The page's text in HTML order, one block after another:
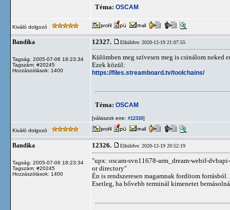
Téma: OSCAM
Kiváló dolgozó
Bandika
Tagság: 2005-07-06 18:23:34
Tagszám: #20245
Hozzászólások: 1400
12327. Elküldve: 2020-12-19 21:07:55
Külömben meg szívesen meg is csinálom
Ezek közül:
https://files.streamboard.tv/toolchains/
Téma: OSCAM
[válaszok erre: #12330]
Kiváló dolgozó
Bandika
Tagság: 2005-07-06 18:23:34
Tagszám: #20245
Hozzászólások: 1400
12326. Elküldve: 2020-12-19 20:52:19
"upx: oscam-svn11678-arm_dream-webif-
or directory"
Én is rendszeresen magamnak fordítom
Esetleg, ha bővebb terminál kimenetet